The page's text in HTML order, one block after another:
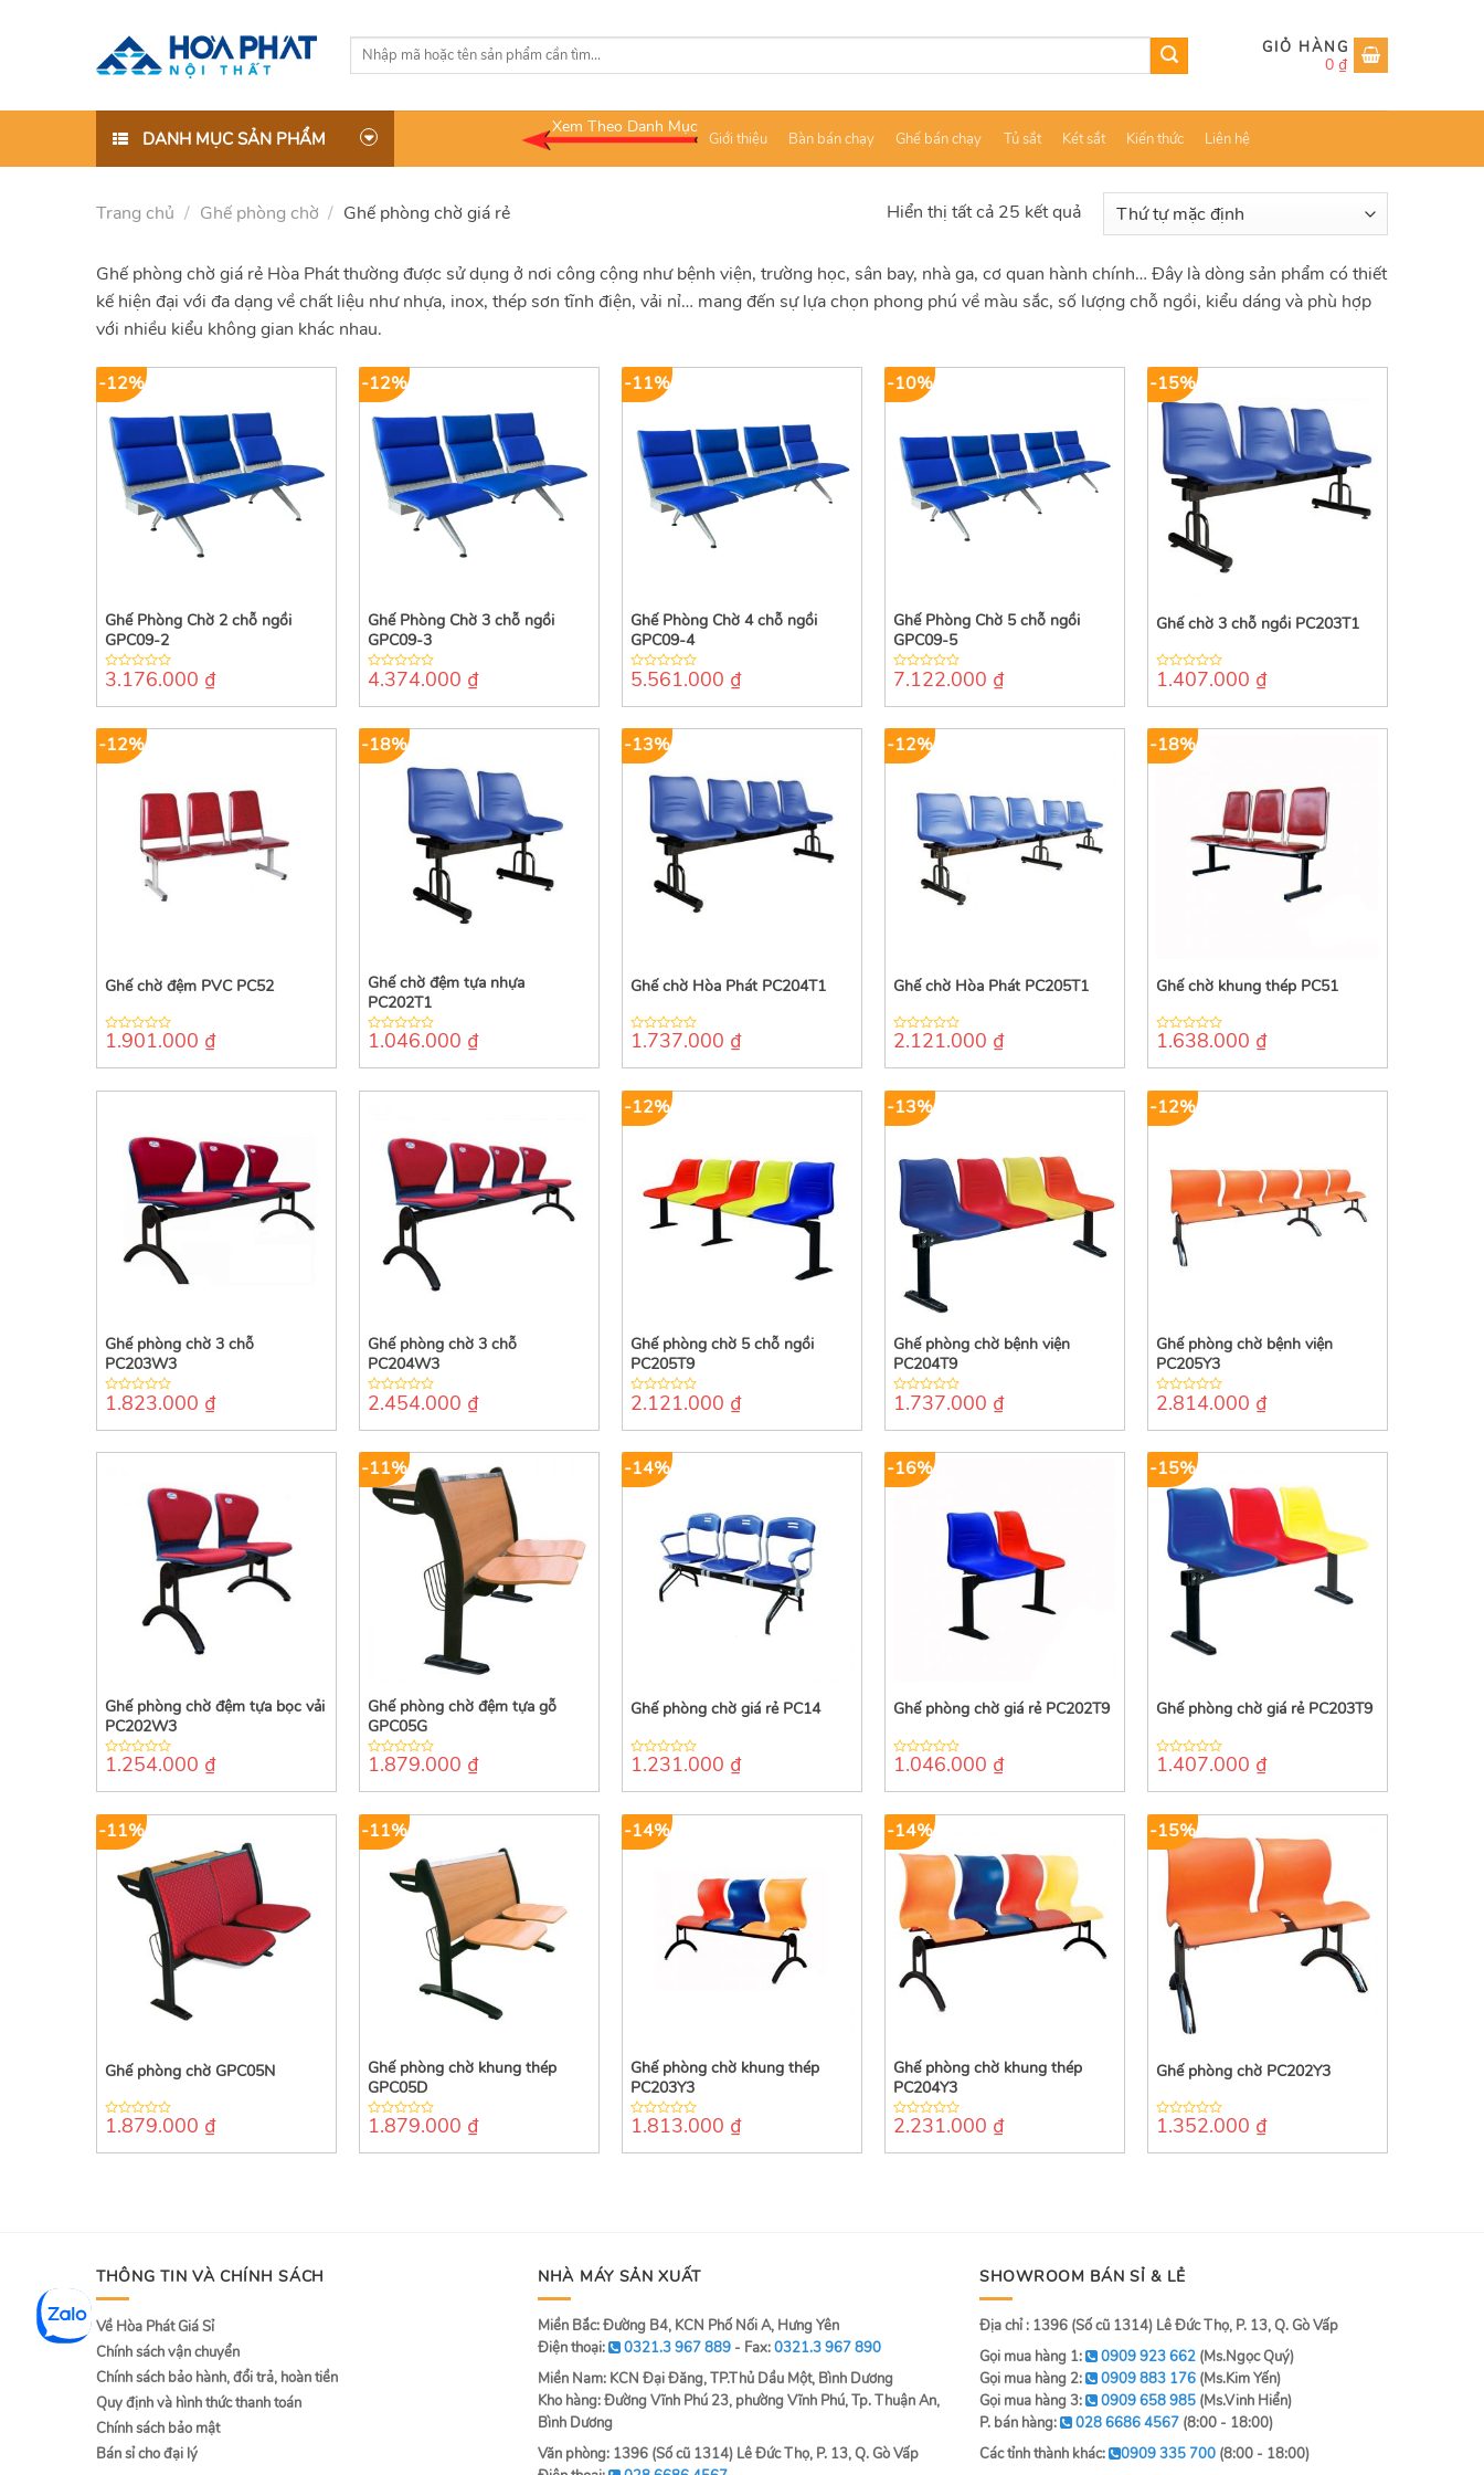
Tìm
0 ₫
DANH MỤC SẢN PHẨM
Xem Theo Danh Mục
Giới thiệu Bàn bán chạy Ghế bán chạy Tủ sắt Két sắt Kiến thức Liên hệ
Trang chủ / Ghế phòng chờ / Ghế phòng chờ giá rẻ Hiển thị tất cả 25 kết quả
Ghế phòng chờ giá rẻ Hòa Phát thường được sử dụng ở nơi công cộng như bệnh viện, trường học, sân bay, nhà ga, cơ quan hành chính… Đây là dòng sản phẩm có thiết
kế hiện đại với đa dạng về chất liệu như nhựa, inox, thép sơn tĩnh điện, vải nỉ… mang đến sự lựa chọn phong phú về màu sắc, số lượng chỗ ngồi, kiểu dáng và phù hợp
với nhiều kiểu không gian khác nhau.
-12%
Ghế Phòng Chờ 2 chỗ ngồi
GPC09-2
0
of
3.176.000 ₫
-12%
Ghế Phòng Chờ 3 chỗ ngồi
GPC09-3
0
of
4.374.000 ₫
-11%
Ghế Phòng Chờ 4 chỗ ngồi
GPC09-4
0
of
5.561.000 ₫
-10%
Ghế Phòng Chờ 5 chỗ ngồi
GPC09-5
0
of
7.122.000 ₫
-15%
Ghế chờ 3 chỗ ngồi PC203T1
0
of
1.407.000 ₫
-12%
Ghế chờ đệm PVC PC52
0
of
1.901.000 ₫
-18%
Ghế chờ đệm tựa nhựa
PC202T1
0
of
1.046.000 ₫
-13%
Ghế chờ Hòa Phát PC204T1
0
of
1.737.000 ₫
-12%
Ghế chờ Hòa Phát PC205T1
0
of
2.121.000 ₫
-18%
Ghế chờ khung thép PC51
0
of
1.638.000 ₫
Ghế phòng chờ 3 chỗ
PC203W3
0
of
1.823.000 ₫
Ghế phòng chờ 3 chỗ
PC204W3
0
of
2.454.000 ₫
-12%
Ghế phòng chờ 5 chỗ ngồi
PC205T9
0
of
2.121.000 ₫
-13%
Ghế phòng chờ bệnh viện
PC204T9
0
of
1.737.000 ₫
-12%
Ghế phòng chờ bệnh viện
PC205Y3
0
of
2.814.000 ₫
Ghế phòng chờ đệm tựa bọc vải
PC202W3
0
of
1.254.000 ₫
-11%
Ghế phòng chờ đệm tựa gỗ
GPC05G
0
of
1.879.000 ₫
-14%
Ghế phòng chờ giá rẻ PC14
0
of
1.231.000 ₫
-16%
Ghế phòng chờ giá rẻ PC202T9
0
of
1.046.000 ₫
-15%
Ghế phòng chờ giá rẻ PC203T9
0
of
1.407.000 ₫
-11%
Ghế phòng chờ GPC05N
0
of
1.879.000 ₫
-11%
Ghế phòng chờ khung thép
GPC05D
0
of
1.879.000 ₫
-14%
Ghế phòng chờ khung thép
PC203Y3
0
of
1.813.000 ₫
-14%
Ghế phòng chờ khung thép
PC204Y3
0
of
2.231.000 ₫
-15%
Ghế phòng chờ PC202Y3
0
of
1.352.000 ₫
THÔNG TIN VÀ CHÍNH SÁCH
Về Hòa Phát Giá Sỉ
Chính sách vận chuyển
Chính sách bảo hành, đổi trả, hoàn tiền
Quy định và hình thức thanh toán
Chính sách bảo mật
Bán sỉ cho đại lý
NHÀ MÁY SẢN XUẤT
Miền Bắc: Đường B4, KCN Phố Nối A, Hưng Yên
Điện thoại:
0321.3 967 889 - Fax:0321.3 967 890
Miền Nam: KCN Đại Đăng, TP.Thủ Dầu Một, Bình Dương
Kho hàng: Đường Vĩnh Phú 23, phường Vĩnh Phú, Tp. Thuận An,
Bình Dương
Văn phòng: 1396 (Số cũ 1314) Lê Đức Thọ, P. 13, Q. Gò Vấp
SHOWROOM BÁN SỈ & LẺ
Địa chỉ : 1396 (Số cũ 1314) Lê Đức Thọ, P. 13, Q. Gò Vấp
Gọi mua hàng 1:
0909 923 662 (Ms.Ngọc Quý)
Gọi mua hàng 2:
0909 883 176 (Ms.Kim Yến)
Gọi mua hàng 3:
0909 658 985 (Ms.Vinh Hiển)
P. bán hàng:
028 6686 4567 (8:00 - 18:00)
Các tỉnh thành khác:
0909 335 700 (8:00 - 18:00)